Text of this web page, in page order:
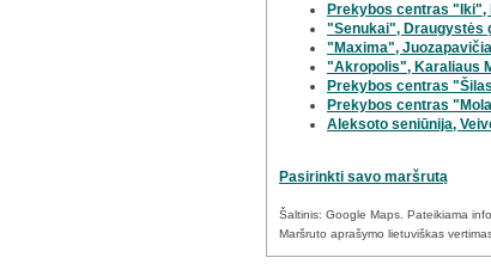
Prekybos centras "Iki",
"Senukai", Draugystės
"Maxima",
"Akropolis", Karaliaus
Prekybos centras
Prekybos centras
Aleksoto seniūnija,
Pasirinkti savo maršrutą
Šaltinis: Google Maps. Pateikiama
Maršruto aprašymo lietuviškas